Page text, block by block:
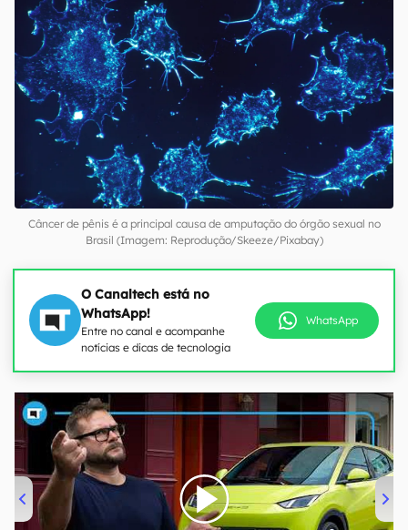
Câncer de pênis é a principal causa de amputação do órgão sexual no
Brasil (Imagem: Reprodução/Skeeze/Pixabay)
O Canaltech está no
WhatsApp!
Entre no canal e acompanhe
notícias e dicas de tecnologia
WhatsApp